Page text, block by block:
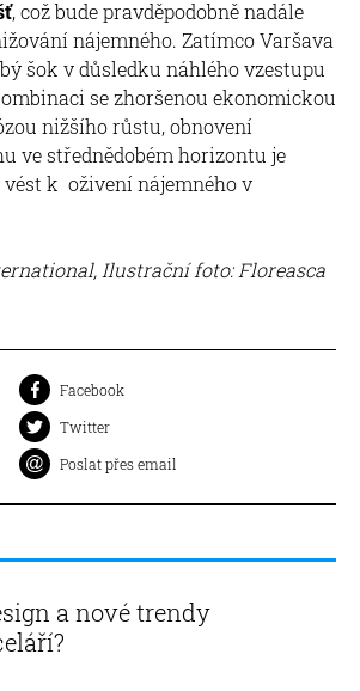
, což bude pravděpodobně nadále
nájemného. Zatímco Varšava
šok v důsledku náhlého vzestupu
se zhoršenou ekonomickou
nižšího růstu, obnovení
ve střednědobém horizontu je
k oživení nájemného v
Ilustrační foto: Floreasca
Facebook
Twitter
Poslat přes email
a nové trendy